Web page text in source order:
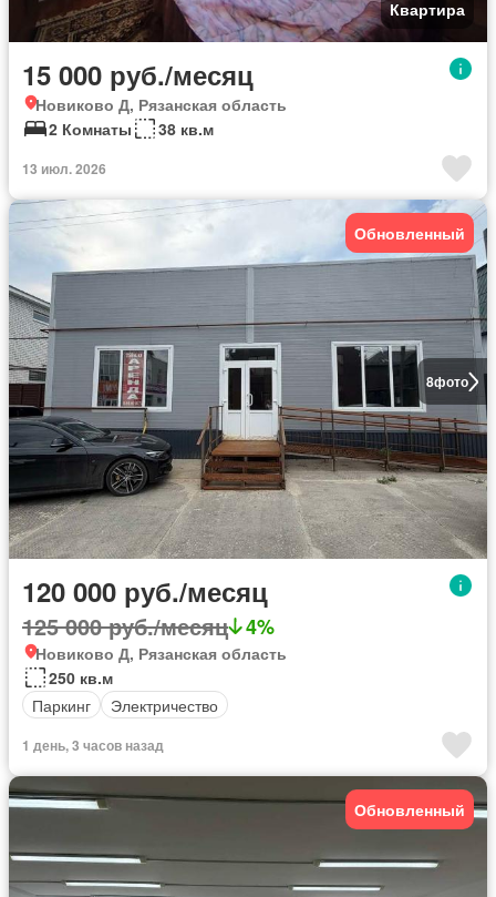
Квартира
15 000 руб./месяц
Новиково Д, Рязанская область
2 Комнаты
38 кв.м
13 июл. 2026
8фото
Обновленный
120 000 руб./месяц
125 000 руб./месяц 4%
Новиково Д, Рязанская область
250 кв.м
Паркинг
Электричество
1 день, 3 часов назад
Обновленный